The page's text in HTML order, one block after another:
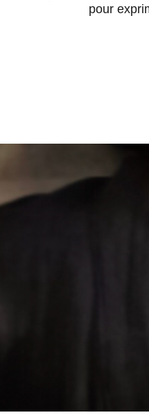
pour